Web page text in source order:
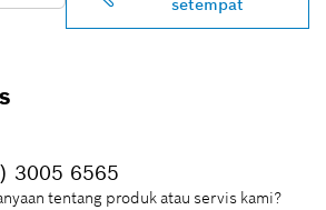
setempat
3005 6565
tentang produk atau servis kami?